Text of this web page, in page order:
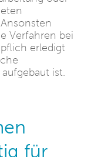
Verfahren bei
erledigt
ist.
für